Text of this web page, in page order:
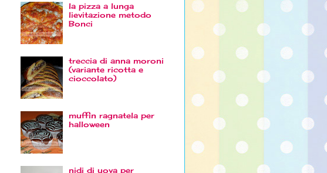
la pizza a lunga
lievitazione metodo
Bonci
treccia di anna moroni
(variante ricotta e
cioccolato)
muffin ragnatela per
halloween
nidi di uova per